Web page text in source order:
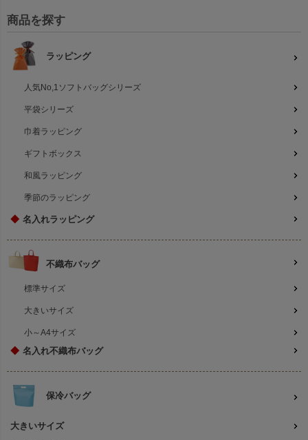
商品を探す
ラッピング
人気No,1ソフトバッグシリーズ
平袋シリーズ
巾着ラッピング
ギフトボックス
和風ラッピング
季節のラッピング
◆ 名入れラッピング
不織布バッグ
標準サイズ
大きいサイズ
小～A4サイズ
◆ 名入れ不織布バッグ
保冷バッグ
大きいサイズ